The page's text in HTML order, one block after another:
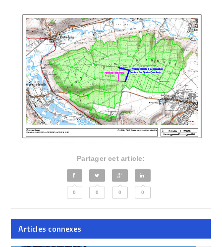
Partager cet article:
0 0 0 0
Articles connexes